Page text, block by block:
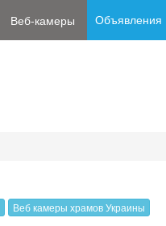
Веб-камеры Объявления
Веб камеры храмов Украины